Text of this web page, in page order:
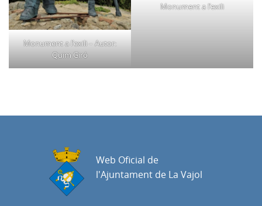
Monument a l’exili – Autor:
Quim Giró
Monument a l’exili
Web Oficial de
l'Ajuntament de La Vajol